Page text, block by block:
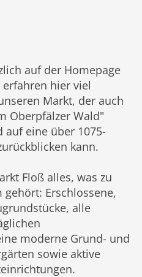
auf der Homepage
hier viel
Markt, der auch
Oberpfälzer Wald"
auf eine über 1075-
kann.
Floß alles, was zu
Erschlossene,
alle
moderne Grund- und
sowie aktive